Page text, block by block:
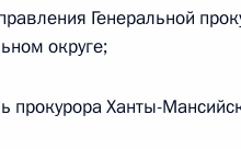
месторождения в
Генеральной
округе;
прокурора Ханты-